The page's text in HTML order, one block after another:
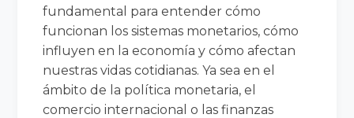
fundamental para entender cómo
funcionan los sistemas monetarios, cómo
influyen en la economía y cómo afectan
nuestras vidas cotidianas. Ya sea en el
ámbito de la política monetaria, el
comercio internacional o las finanzas